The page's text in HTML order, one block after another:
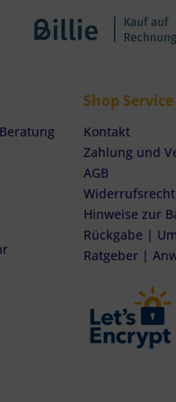
Shop Service
Kontakt
Zahlung und
AGB
Widerrufsrecht
Hinweise zur
Rückgabe |
Ratgeber |